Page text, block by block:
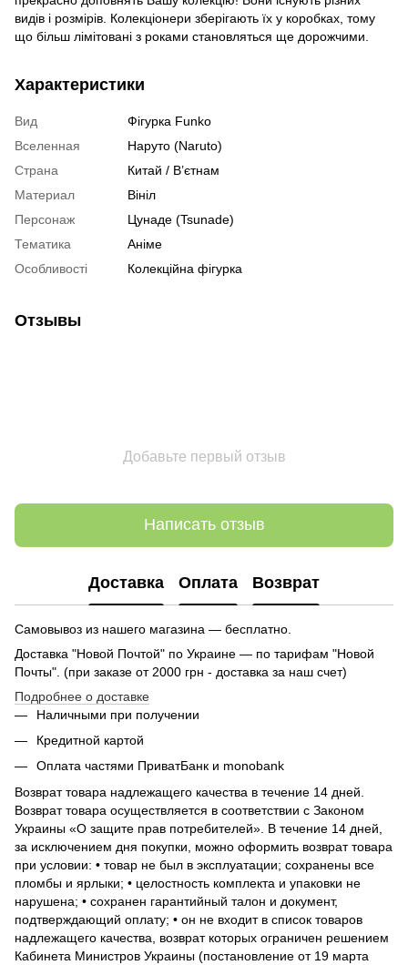
видів і розмірів. Колекціонери зберігають їх у коробках, тому
що більш лімітовані з роками становляться ще дорожчими.
Характеристики
Вид
Фігурка Funko
Вселенная
Наруто (Naruto)
Страна
Китай / В’єтнам
Материал
Вініл
Персонаж
Цунаде (Tsunade)
Тематика
Аніме
Особливості
Колекційна фігурка
Отзывы
Добавьте первый отзыв
Написать отзыв
Доставка Оплата Возврат
Самовывоз из нашего магазина — бесплатно.
Доставка "Новой Почтой" по Украине — по тарифам "Новой
Почты". (при заказе от 2000 грн - доставка за наш счет)
Подробнее о доставке
Наличными при получении
Кредитной картой
Оплата частями ПриватБанк и monobank
Возврат товара надлежащего качества в течение 14 дней.
Возврат товара осуществляется в соответствии с Законом
Украины «О защите прав потребителей». В течение 14 дней,
за исключением дня покупки, можно оформить возврат товара
при условии: • товар не был в эксплуатации; сохранены все
пломбы и ярлыки; • целостность комплекта и упаковки не
нарушена; • сохранен гарантийный талон и документ,
подтверждающий оплату; • он не входит в список товаров
надлежащего качества, возврат которых ограничен решением
Кабинета Министров Украины (постановление от 19 марта